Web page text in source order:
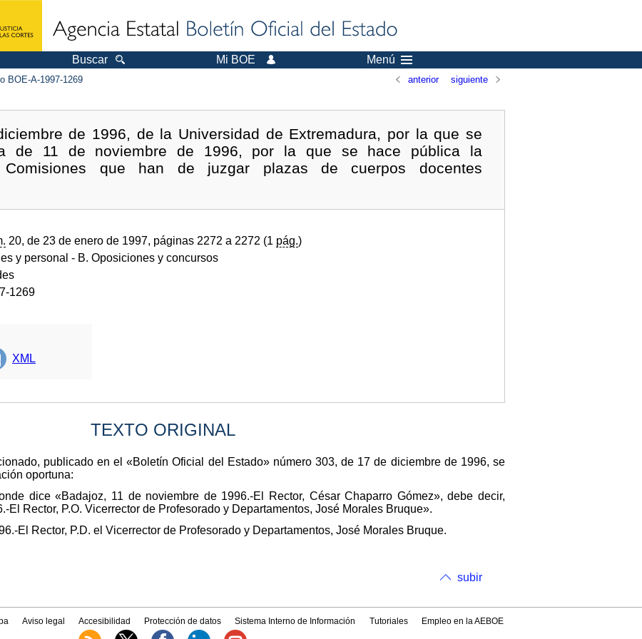
Buscar Mi BOE Menú
BOE-A-1997-1269 anterior siguiente
de 1996, de la Universidad de Extremadura, por la que se
de 11 de noviembre de 1996, por la que se hace pública la
que han de juzgar plazas de cuerpos docentes
20, de 23 de enero de 1997, páginas 2272 a 2272 (1 pág.)
y personal - B. Oposiciones y concursos
1269
XML
TEXTO ORIGINAL
publicado en el «Boletín Oficial del Estado» número 303, de 17 de diciembre de 1996, se
oportuna:
dice «Badajoz, 11 de noviembre de 1996.-El Rector, César Chaparro Gómez», debe decir,
El Rector, P.O. Vicerrector de Profesorado y Departamentos, José Morales Bruque».
El Rector, P.D. el Vicerrector de Profesorado y Departamentos, José Morales Bruque.
subir
Aviso legal Accesibilidad Protección de datos Sistema Interno de Información Tutoriales Empleo en la AEBOE